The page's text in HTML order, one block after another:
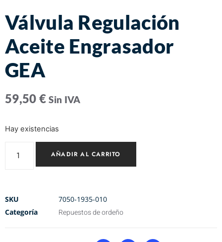
Válvula Regulación
Aceite Engrasador
GEA
59,50 € Sin IVA
Hay existencias
AÑADIR AL CARRITO
SKU
7050-1935-010
Categoría
Repuestos de ordeño